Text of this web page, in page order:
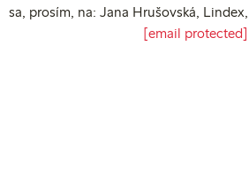
sa, prosím, na: Jana Hrušovská, Lindex,
[email protected]